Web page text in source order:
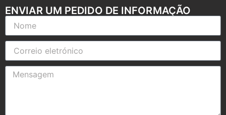
ENVIAR UM PEDIDO DE INFORMAÇÃO